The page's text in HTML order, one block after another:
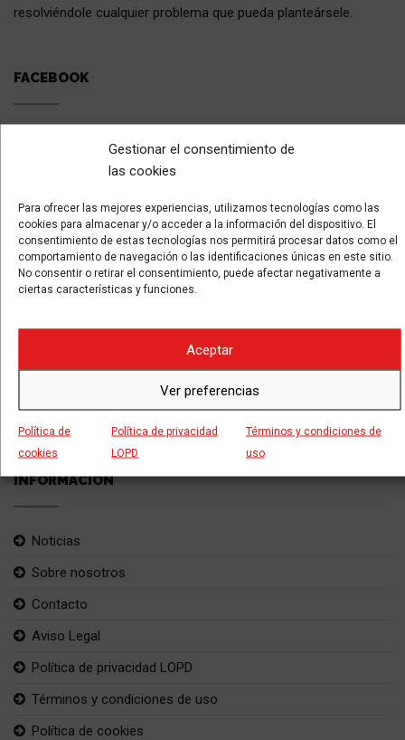
Gestionar el consentimiento de
las cookies
Para ofrecer las mejores experiencias, utilizamos tecnologías como las
cookies para almacenar y/o acceder a la información del dispositivo. El
consentimiento de estas tecnologías nos permitirá procesar datos como el
comportamiento de navegación o las identificaciones únicas en este sitio.
No consentir o retirar el consentimiento, puede afectar negativamente a
ciertas características y funciones.
Aceptar
Ver preferencias
Política de
cookies
Política de privacidad
LOPD
Términos y condiciones de
uso
resolviéndole cualquier problema que pueda planteársele.
FACEBOOK
INFORMACIÓN
Noticias
Sobre nosotros
Contacto
Aviso Legal
Política de privacidad LOPD
Términos y condiciones de uso
Política de cookies